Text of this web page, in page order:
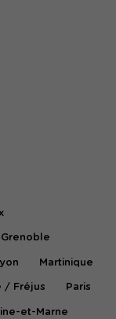
Grenoble
Martinique
/ Fréjus Paris
et-Marne